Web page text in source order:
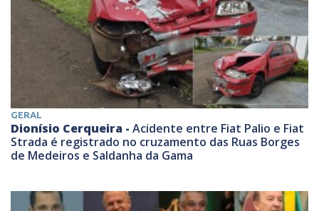
GERAL
Dionísio Cerqueira - Acidente entre Fiat Palio e Fiat
Strada é registrado no cruzamento das Ruas Borges
de Medeiros e Saldanha da Gama